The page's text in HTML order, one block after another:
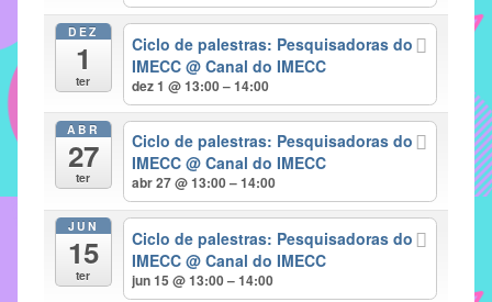
pacificadoras
problemas
verificados
instituto,
DEZ
1
ter
Ciclo de palestras: Pesquisadoras do
IMECC@ Canal do IMECC
dez 1 @ 13:00 – 14:00
ABR
27
ter
Ciclo de palestras: Pesquisadoras do
IMECC@ Canal do IMECC
abr 27 @ 13:00 – 14:00
JUN
15
ter
Ciclo de palestras: Pesquisadoras do
IMECC@ Canal do IMECC
jun 15 @ 13:00 – 14:00